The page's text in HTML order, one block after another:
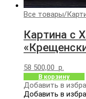
Все товары/
Картина с
58 500,00 р.
В корзину
Добавить в
Добавить в